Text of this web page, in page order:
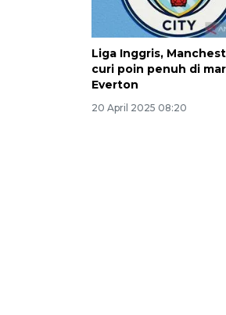
Liga Inggris,
curi poin penuh di
Everton
20 April 2025 08:20